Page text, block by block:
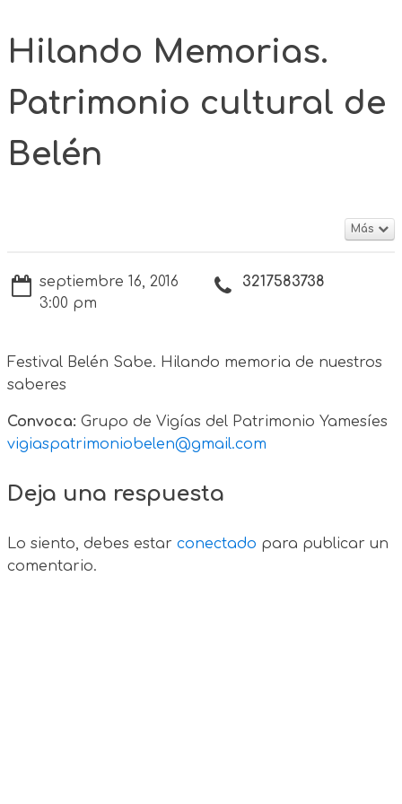
Hilando Memorias.
Patrimonio cultural de
Belén
Más
septiembre 16, 2016
3:00 pm
3217583738
Festival Belén Sabe. Hilando memoria de nuestros
saberes
Convoca: Grupo de Vigías del Patrimonio Yamesíes
vigiaspatrimoniobelen@gmail.com
Deja una respuesta
Lo siento, debes estar conectado para publicar un
comentario.